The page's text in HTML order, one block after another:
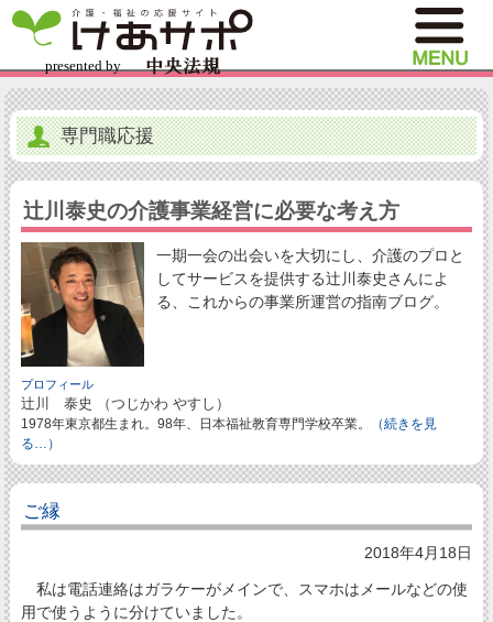
専門職応援
辻川泰史の介護事業経営に必要な考え方
一期一会の出会いを大切にし、介護のプロと
してサービスを提供する辻川泰史さんによ
る、これからの事業所運営の指南ブログ。
プロフィール
辻川 泰史 （つじかわ やすし）
1978年東京都生まれ。98年、日本福祉教育専門学校卒業。
（続きを見
る…）
ご縁
2018年4月18日
私は電話連絡はガラケーがメインで、スマホはメールなどの使
用で使うように分けていました。